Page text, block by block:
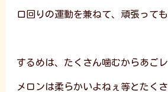
口回りの運動を兼ねて、頑張って
するめは、たくさん噛むからあご
メロンは柔らかいよねぇ等とたく